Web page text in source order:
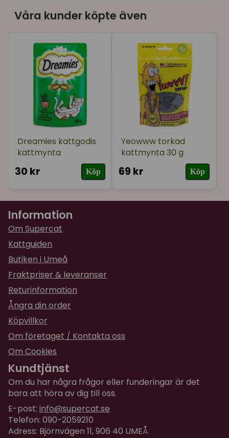
Anette
för 11 månader sedan
Våra kunder köpte även
Dreamies kattgodis
kattmynta
30 kr Köp
Yeowww torkad
kattmynta 30 g
69 kr Köp
Information
Om Supercat
Kattguiden
Butiken i Umeå
Fraktpriser & leveranser
Returinformation
Ångra din order
Köpvillkor
Om företaget / Kontakta oss
Om Cookies
Kundtjänst
Om du har några frågor eller funderingar är det
bara att höra av dig till oss.
E-post: info@supercat.se
Telefon: 090-2059210
Adress: Björnvägen 11, 906 40 UMEÅ